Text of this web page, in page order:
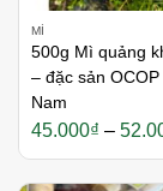
MÌ
500g Mì quảng
– đặc sản OCOP
Nam
45.000₫ –